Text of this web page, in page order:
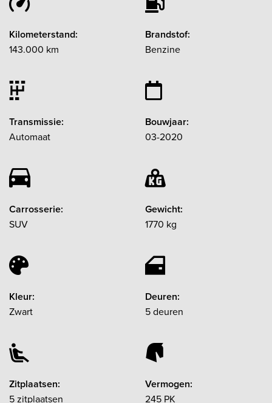
Kilometerstand:
143.000 km
Brandstof:
Benzine
Transmissie:
Automaat
Bouwjaar:
03-2020
Carrosserie:
SUV
Gewicht:
1770 kg
Kleur:
Zwart
Deuren:
5 deuren
Zitplaatsen:
5 zitplaatsen
Vermogen:
245 PK